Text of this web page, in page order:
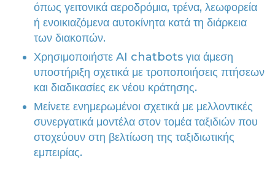
όπως γειτονικά αεροδρόμια, τρένα, λεωφορεία
ή ενοικιαζόμενα αυτοκίνητα κατά τη διάρκεια
των διακοπών.
Χρησιμοποιήστε AI chatbots για άμεση
υποστήριξη σχετικά με τροποποιήσεις πτήσεων
και διαδικασίες εκ νέου κράτησης.
Μείνετε ενημερωμένοι σχετικά με μελλοντικές
συνεργατικά μοντέλα στον τομέα ταξιδιών που
στοχεύουν στη βελτίωση της ταξιδιωτικής
εμπειρίας.